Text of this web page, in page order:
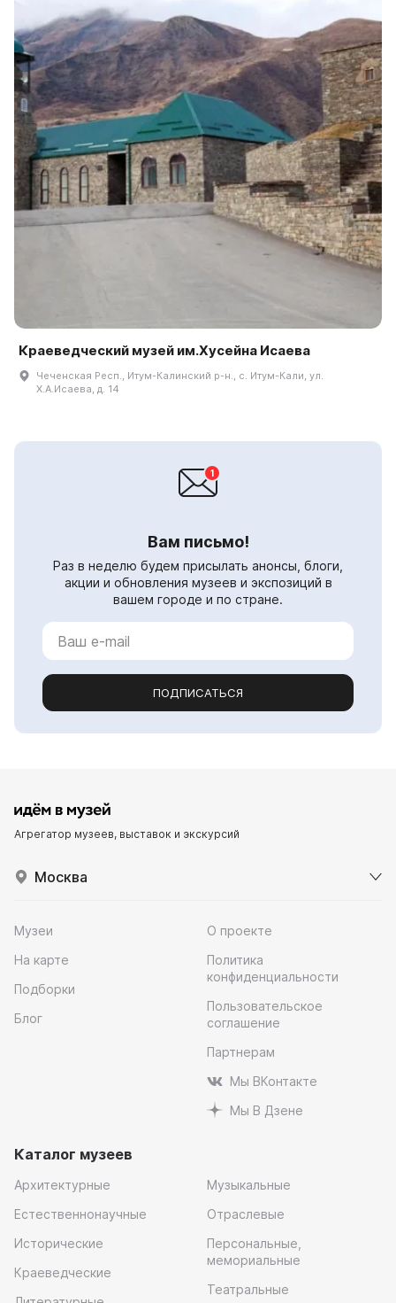
Краеведческий музей им.Хусейна Исаева
Чеченская Респ., Итум-Калинский р-н., с. Итум-Кали, ул.
Х.А.Исаева, д. 14
Вам письмо!
Раз в неделю будем присылать анонсы, блоги,
акции и обновления музеев и экспозиций в
вашем городе и по стране.
ПОДПИСАТЬСЯ
Агрегатор музеев, выставок и экскурсий
Москва
Музеи
На карте
Подборки
Блог
О проекте
Политика
конфиденциальности
Пользовательское
соглашение
Партнерам
Мы ВКонтакте
Мы В Дзене
Каталог музеев
Архитектурные
Естественнонаучные
Исторические
Краеведческие
Музыкальные
Отраслевые
Персональные,
мемориальные
Театральные